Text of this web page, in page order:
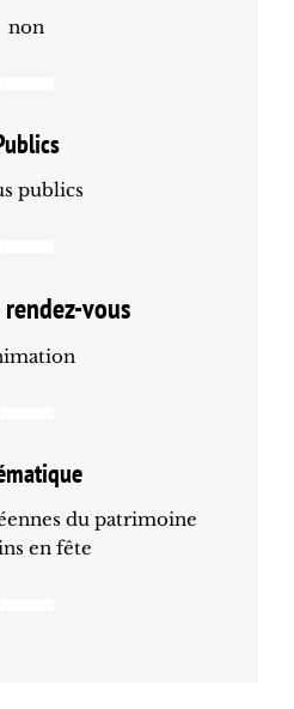
non
publics
rendez-vous
du patrimoine
en fête